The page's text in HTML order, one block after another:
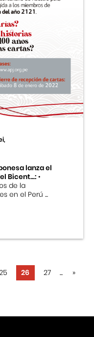
lanza el
Bicent...:•
de la
en el Perú ...
26 27 ... »